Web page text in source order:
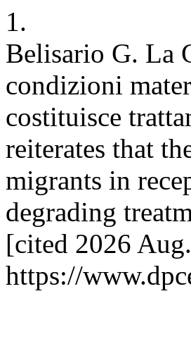
1.
Belisario G. La
condizioni
costituisce
reiterates that
migrants in
degrading
[cited 2026
https://